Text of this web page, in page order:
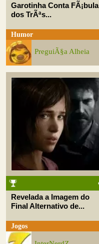
Garotinha Conta FÃ¡bula
dos TrÃªs...
Humor
PreguiÃ§a Alheia
Revelada a Imagem do
Final Alternativo de...
Jogos